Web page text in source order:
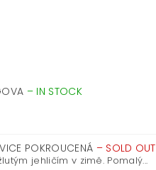
– IN STOCK
POKROUCENÁ – SOLD OUT
jehličím v zimě. Pomalý...